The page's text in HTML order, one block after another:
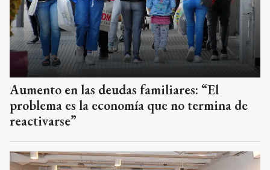
Aumento en las deudas familiares: “El
problema es la economía que no termina de
reactivarse”